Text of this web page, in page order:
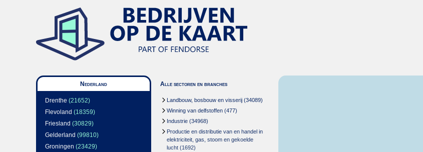
Nederland
Drenthe (21652)
Flevoland (18359)
Friesland (30829)
Gelderland (99810)
Groningen (23429)
Alle sectoren en branches
Landbouw, bosbouw en visserij (34089)
Winning van delfstoffen (477)
Industrie (34968)
Productie en distributie van en handel in
elektriciteit, gas, stoom en gekoelde
lucht (1692)